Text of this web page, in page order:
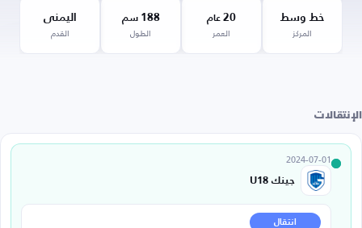
خط وسط
المركز
20 عام
العمر
188 سم
الطول
اليمنى
القدم
الإنتقالات
2024-07-01
جينك U18
انتقال